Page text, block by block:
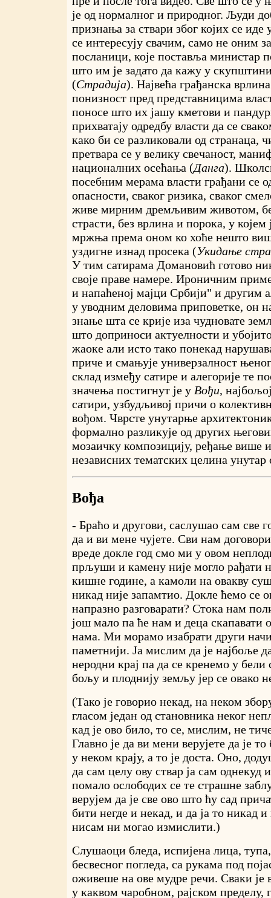
је од нормалног и природног. Људи
признања за ствари због којих се иде
се интересују свачим, само не оним
посланици, које поставља министар
што им је задато да кажу у
(Страдија). Највећа грађанска
понизност пред представницима
поносе што их јашу кметови и
прихватају одредбу власти да се
како би се разликовали од странаца,
претвара се у велику свечаност,
националних осећања (Данга).
посебним мерама власти грађани се
опасности, сваког ризика, сваког
живе мирним дремљивим животом,
страсти, без врлина и порока, у којем
мржња према оном ко хоће нешто
уздигне изнад просека (Укидање
У тим сатирама Домановић готово
своје праве намере. Ироничним
и напаћеној мајци Србији" и другим
у уводним деловима приповетке, он
знање шта се крије иза чудновате
што доприноси актуелности и
жаоке али исто тако понекад
приче и смањује универзалност
склад између сатире и алегорије те
значења постигнут је у Вођи,
сатири, узбудљивој причи о
вођом. Чврсте унутарње
формално разликује од других
мозаичку композицију, ређање више
независних тематских целина
Вођа
- Браћо и другови, саслушао сам све
да и ви мене чујете. Сви нам
вреде докле год смо ми у овом
прљуши и камену није могло рађати
кишне године, а камоли на овакву
никад није запамтио. Докле ћемо се
напразно разговарати? Стока нам
још мало па ће нам и деца скапавати
нама. Ми морамо изабрати други
паметнији. Ја мислим да је најбоље
неродни крај па да се кренемо у бели
бољу и плоднију земљу јер се овако
(Тако је говорио некад, на неком
гласом један од становника неког
кад је ово било, то се, мислим, не
Главно је да ви мени верујете да је
у неком крају, а то је доста. Оно,
да сам целу ову ствар ја сам
помало ослободих се те страшне
верујем да је све ово што ћу сад
бити негде и некад, и да ја то никад
нисам ни могао измислити.)
Слушаоци бледа, испијена лица,
бесвесног погледа, са рукама под
оживеше на ове мудре речи. Сваки је
у каквом чаробном, рајском пределу,